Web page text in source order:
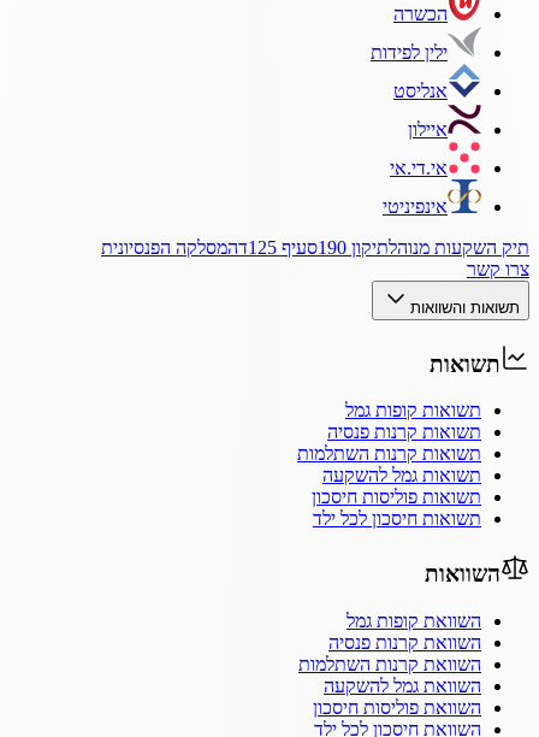
הכשרה
ילין לפידות
אנליסט
איילון
אי.די.אי
אינפיניטי
תיק השקעות מנוהלתיקון 190 סעיף 125ד
המסלקה הפנסיונית
צרו קשר
תשואות והשוואות
תשואות
תשואות קופות גמל
תשואות קרנות פנסיה
תשואות קרנות השתלמות
תשואות גמל להשקעה
תשואות פוליסות חיסכון
תשואות חיסכון לכל ילד
השוואות
השוואת קופות גמל
השוואת קרנות פנסיה
השוואת קרנות השתלמות
השוואת גמל להשקעה
השוואת פוליסות חיסכון
השוואת חיסכון לכל ילד